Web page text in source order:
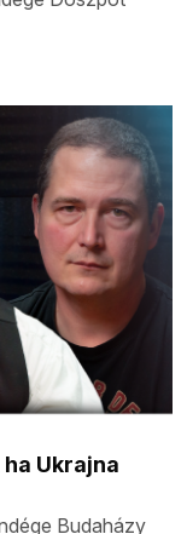
Ukrajna
Budaházy